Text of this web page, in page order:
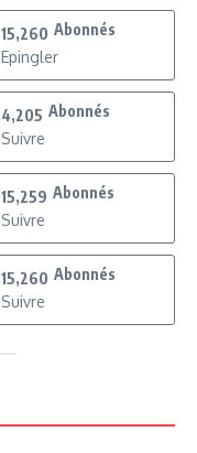
15,260 Abonnés
Epingler
4,205 Abonnés
Suivre
15,259 Abonnés
Suivre
15,260 Abonnés
Suivre